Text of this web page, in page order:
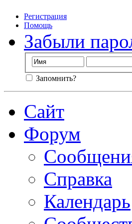
Регистрация
Помощь
Забыли
Запомнить?
Сайт
Форум
Справка
Календарь